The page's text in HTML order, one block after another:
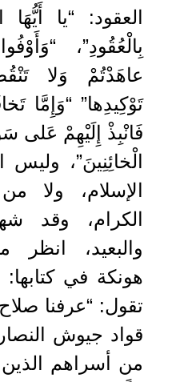
العقود: “يا أَيُّهَا
‌بِالْعُقُودِ”،
عاهَدْتُمْ وَلا
تَوْكِيدِها” “وَإِمَّا
‌فَانْبِذْ ‌إِلَيْهِمْ عَلى
الْخائِنِينَ”، وليس
الإسلام، ولا
الكرام، وقد
والبعيد، انظر
هونكة في
تقول: “عرفنا
قواد جيوش
من أسراهم